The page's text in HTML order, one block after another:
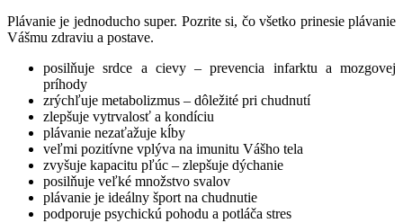
Plávanie je jednoducho super. Pozrite si, čo všetko prinesie plávanie
Vášmu zdraviu a postave.
posilňuje srdce a cievy – prevencia infarktu a mozgovej
príhody
zrýchľuje metabolizmus – dôležité pri chudnutí
zlepšuje vytrvalosť a kondíciu
plávanie nezaťažuje kĺby
veľmi pozitívne vplýva na imunitu Vášho tela
zvyšuje kapacitu pľúc – zlepšuje dýchanie
posilňuje veľké množstvo svalov
plávanie je ideálny šport na chudnutie
podporuje psychickú pohodu a potláča stres